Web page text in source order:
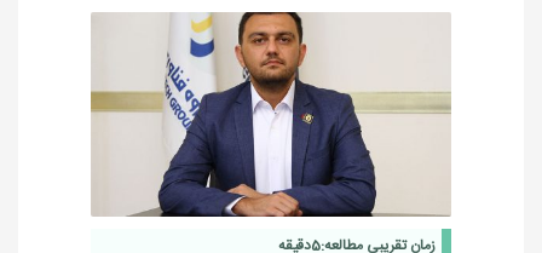
زمان تقریبی مطالعه:5دقیقه